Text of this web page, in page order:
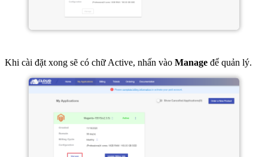
Khi cài đặt xong sẽ có chữ Active, nhấn vào Manage để quản lý.